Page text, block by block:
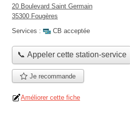
20 Boulevard Saint Germain
35300 Fougères
Services :
CB acceptée
📞 Appeler cette station-service
Je recommande
Améliorer cette fiche
Disponible